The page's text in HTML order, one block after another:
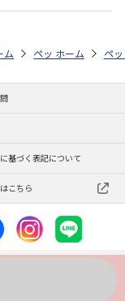
アクアリウム内装（
飼育その他用品 ア
トア ケージ・飼育その
ム ペットストア ケ
ホーム ペ
基づく表記について
こちら